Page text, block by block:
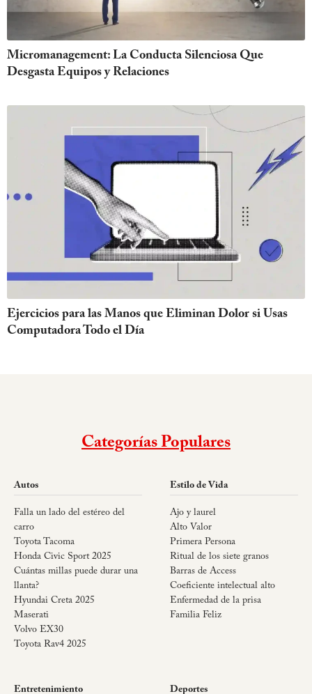
Micromanagement: La Conducta Silenciosa Que
Desgasta Equipos y Relaciones
Ejercicios para las Manos que Eliminan Dolor si Usas
Computadora Todo el Día
Categorías Populares
Autos
Falla un lado del estéreo del
carro
Toyota Tacoma
Honda Civic Sport 2025
Cuántas millas puede durar una
llanta?
Hyundai Creta 2025
Maserati
Volvo EX30
Toyota Rav4 2025
Estilo de Vida
Ajo y laurel
Alto Valor
Primera Persona
Ritual de los siete granos
Barras de Access
Coeficiente intelectual alto
Enfermedad de la prisa
Familia Feliz
Entretenimiento Deportes